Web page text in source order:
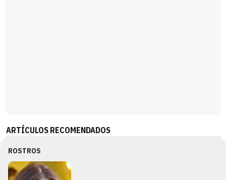
ARTÍCULOS RECOMENDADOS
ROSTROS